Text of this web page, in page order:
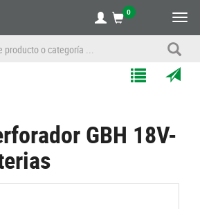
0
correo
a
Listas
GBH 18V-